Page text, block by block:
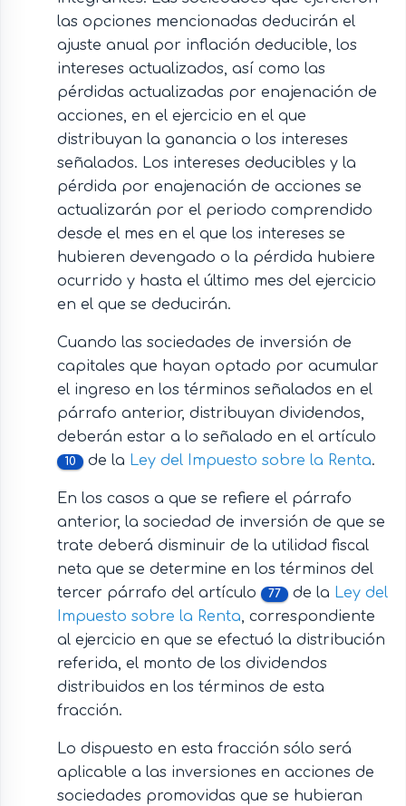
las opciones mencionadas deducirán el
ajuste anual por inflación deducible, los
intereses actualizados, así como las
pérdidas actualizadas por enajenación de
acciones, en el ejercicio en el que
distribuyan la ganancia o los intereses
señalados. Los intereses deducibles y la
pérdida por enajenación de acciones se
actualizarán por el periodo comprendido
desde el mes en el que los intereses se
hubieren devengado o la pérdida hubiere
ocurrido y hasta el último mes del ejercicio
en el que se deducirán.
Cuando las sociedades de inversión de
capitales que hayan optado por acumular
el ingreso en los términos señalados en el
párrafo anterior, distribuyan dividendos,
deberán estar a lo señalado en el artículo
10 de la Ley del Impuesto sobre la Renta.
En los casos a que se refiere el párrafo
anterior, la sociedad de inversión de que se
trate deberá disminuir de la utilidad fiscal
neta que se determine en los términos del
tercer párrafo del artículo
77 de la Ley del
Impuesto sobre la Renta, correspondiente
al ejercicio en que se efectuó la distribución
referida, el monto de los dividendos
distribuidos en los términos de esta
fracción.
Lo dispuesto en esta fracción sólo será
aplicable a las inversiones en acciones de
sociedades promovidas que se hubieran